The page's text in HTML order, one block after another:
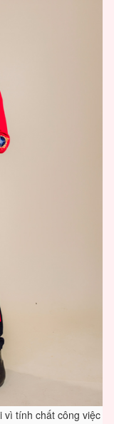
vì tính chất công việc